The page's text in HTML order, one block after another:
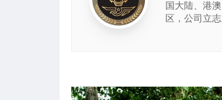
国大陆、港
区，公司立